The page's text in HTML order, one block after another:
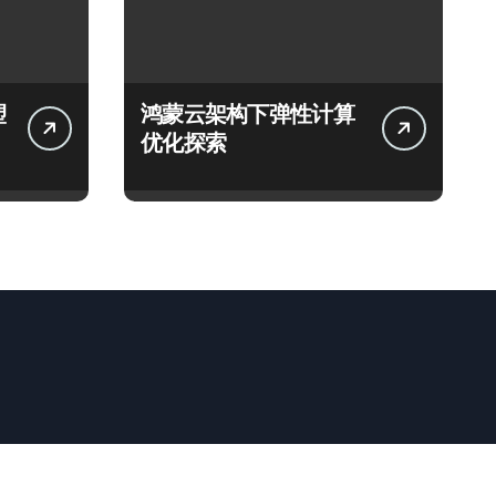
鸿蒙云架构下弹性计算
优化探索